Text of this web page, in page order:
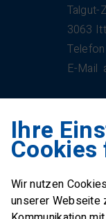
Talgut-
3063
Telefon
E-Mail
Swiss
E-Mail
Ihre
Wir nutzen
unserer Webseite